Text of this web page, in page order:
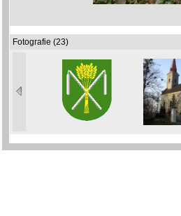
Fotografie (23)